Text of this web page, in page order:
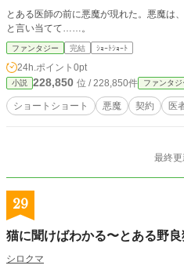
とある医師の前に悪魔が現れた。悪魔は
と言い当てて……。
ファンタジー 完結 ｼｮｰﾄｼｮｰﾄ
24h.ポイント 0pt
小説 228,850 位 / 228,850件 ファンタジ
ショートショート 悪魔 契約 医
最終
29
猫に聞けばわかる〜とある野
シロクマ